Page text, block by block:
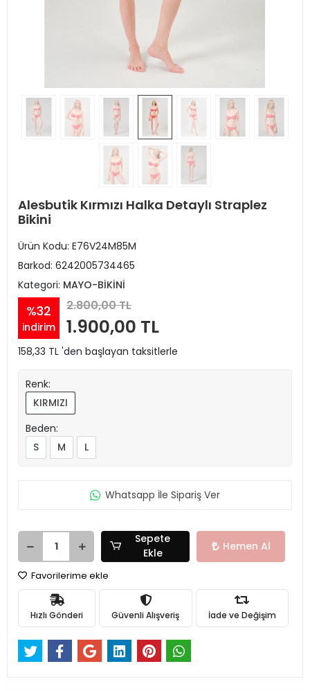
Alesbutik Kırmızı Halka Detaylı Straplez
Bikini
Ürün Kodu: E76V24M85M
Barkod: 6242005734465
Kategori: MAYO-BİKİNİ
%32
indirim
2.800,00 TL
1.900,00 TL
158,33 TL 'den başlayan taksitlerle
Renk:
KIRMIZI
Beden:
S
M L
Whatsapp İle Sipariş Ver
Sepete
Ekle
Hemen Al
Favorilerime ekle
Hızlı Gönderi Güvenli Alışveriş İade ve Değişim